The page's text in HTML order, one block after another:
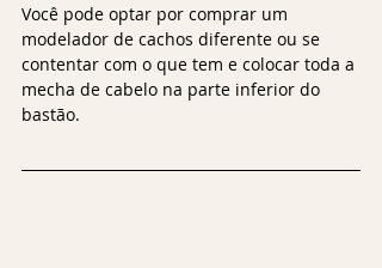
Você pode optar por comprar um
modelador de cachos diferente ou se
contentar com o que tem e colocar toda a
mecha de cabelo na parte inferior do
bastão.